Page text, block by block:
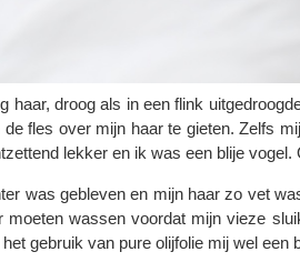
haar, droog als in een flink
fles over mijn haar te gieten. Zelfs
lekker en ik was een blije
was gebleven en mijn haar zo vet
wassen voordat mijn vieze
gebruik van pure olijfolie mij wel een